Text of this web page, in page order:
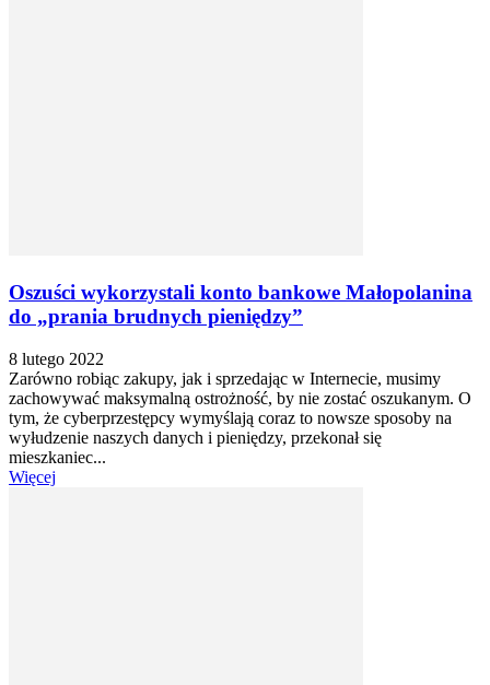
Oszuści wykorzystali konto bankowe Małopolanina
do „prania brudnych pieniędzy”
8 lutego 2022
Zarówno robiąc zakupy, jak i sprzedając w Internecie, musimy
zachowywać maksymalną ostrożność, by nie zostać oszukanym. O
tym, że cyberprzestępcy wymyślają coraz to nowsze sposoby na
wyłudzenie naszych danych i pieniędzy, przekonał się
mieszkaniec...
Więcej